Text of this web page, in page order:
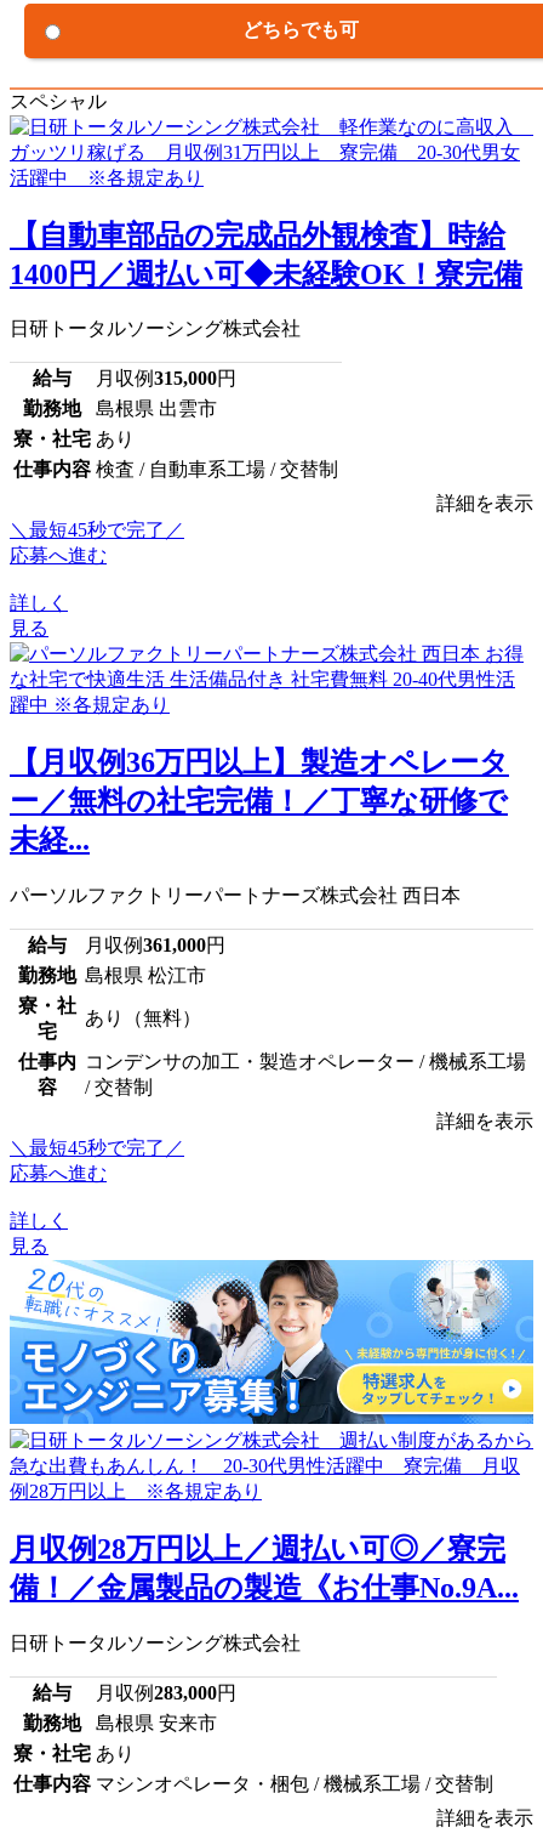
どちらでも可
スペシャル
【自動車部品の完成品外観検査】時給
1400円／週払い可◆未経験OK！寮完備
日研トータルソーシング株式会社
給与 月収例315,000円
勤務地
島根県 出雲市
寮・社宅 あり
仕事内容 検査 / 自動車系工場 / 交替制
詳細を表示
＼最短45秒で完了／
応募へ進む
詳しく
見る
【月収例36万円以上】製造オペレータ
ー／無料の社宅完備！／丁寧な研修で
未経...
パーソルファクトリーパートナーズ株式会社 西日本
給与 月収例361,000円
勤務地 島根県 松江市
寮・社
宅
あり（無料）
仕事内
容
コンデンサの加工・製造オペレーター / 機械系工場
/ 交替制
詳細を表示
＼最短45秒で完了／
応募へ進む
詳しく
見る
月収例28万円以上／週払い可◎／寮完
備！／金属製品の製造《お仕事No.9A...
日研トータルソーシング株式会社
給与 月収例283,000円
勤務地
島根県 安来市
寮・社宅 あり
仕事内容 マシンオペレータ・梱包 / 機械系工場 / 交替制
詳細を表示